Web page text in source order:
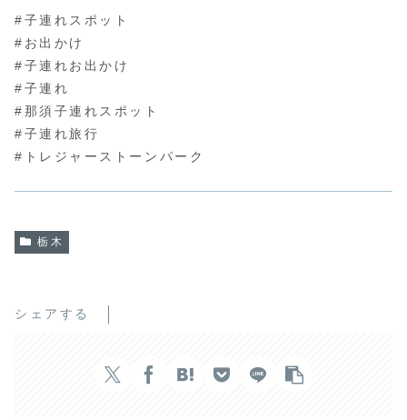
#子連れスポット
#お出かけ
#子連れお出かけ
#子連れ
#那須子連れスポット
#子連れ旅行
#トレジャーストーンパーク
栃木
シェアする